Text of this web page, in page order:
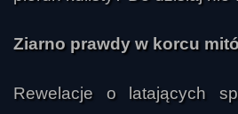
Ziarno prawdy w korcu
Rewelacje o latających